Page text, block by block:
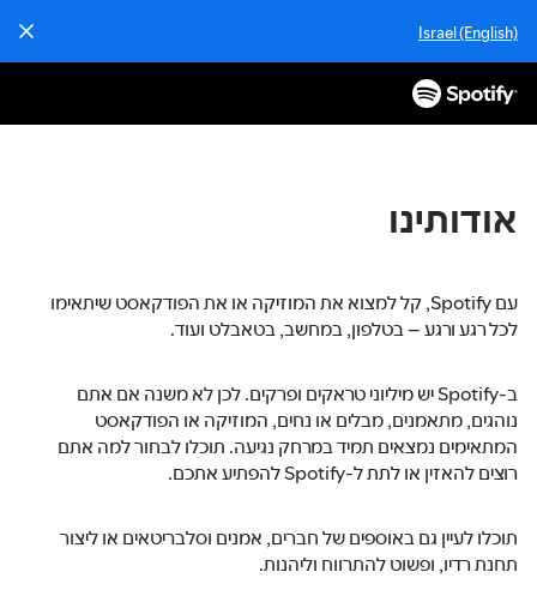
ג
Israel (English)
אודותינו
עם Spotify, קל למצוא את המוזיקה או את הפודקאסט שיתאימו
לכל רגע ורגע – בטלפון, במחשב, בטאבלט ועוד.
ב-Spotify יש מיליוני טראקים ופרקים. לכן לא משנה אם אתם
נוהגים, מתאמנים, מבלים או נחים, המוזיקה או הפודקאסט
המתאימים נמצאים תמיד במרחק נגיעה. תוכלו לבחור למה אתם
רוצים להאזין או לתת ל-Spotify להפתיע אתכם.
תוכלו לעיין גם באוספים של חברים, אמנים וסלבריטאים או ליצור
תחנת רדיו, ופשוט להתרווח וליהנות.